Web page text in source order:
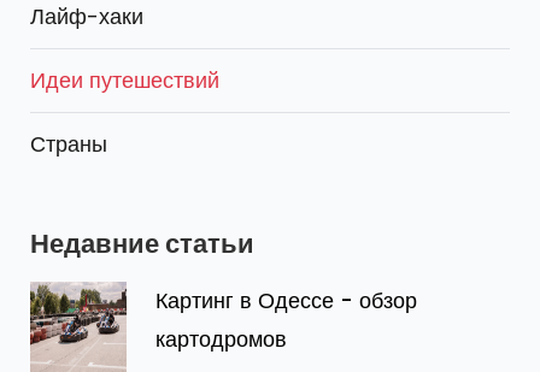
Лайф-хаки
Идеи путешествий
Страны
Недавние статьи
Картинг в Одессе - обзор
картодромов